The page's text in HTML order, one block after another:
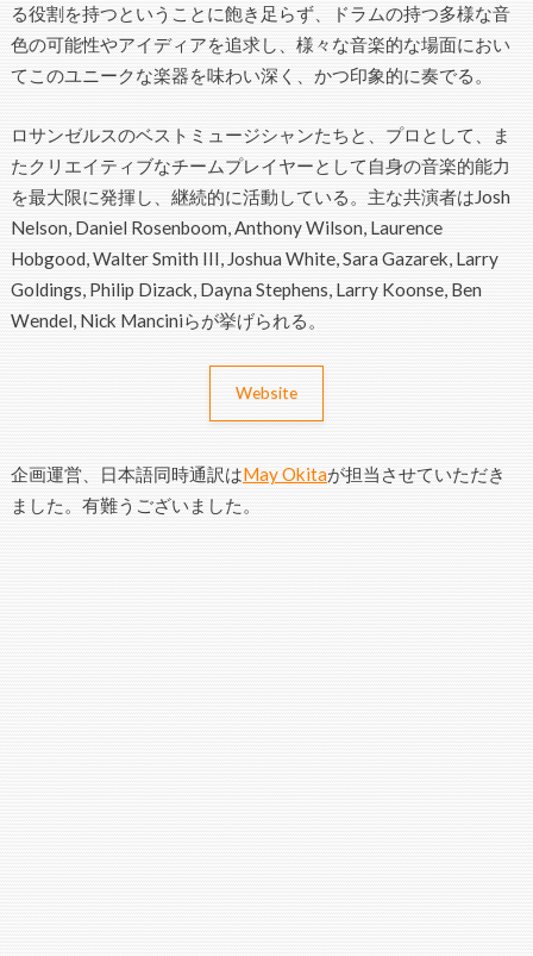
る役割を持つということに飽き足らず、ドラムの持つ多様な音
色の可能性やアイディアを追求し、様々な音楽的な場面におい
てこのユニークな楽器を味わい深く、かつ印象的に奏でる。
ロサンゼルスのベストミュージシャンたちと、プロとして、ま
たクリエイティブなチームプレイヤーとして自身の音楽的能力
を最大限に発揮し、継続的に活動している。主な共演者はJosh
Nelson, Daniel Rosenboom, Anthony Wilson, Laurence
Hobgood, Walter Smith III, Joshua White, Sara Gazarek, Larry
Goldings, Philip Dizack, Dayna Stephens, Larry Koonse, Ben
Wendel, Nick Manciniらが挙げられる。
Website
企画運営、日本語同時通訳はMay Okitaが担当させていただき
ました。有難うございました。